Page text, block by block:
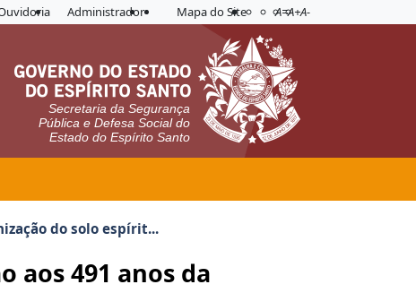
Administrador Mapa do Site Acessibilidade
Aplicar contraste
A=A+A-
Secretaria da Segurança
Pública e Defesa Social do
Estado do Espírito Santo
do solo espírit...
aos 491 anos da